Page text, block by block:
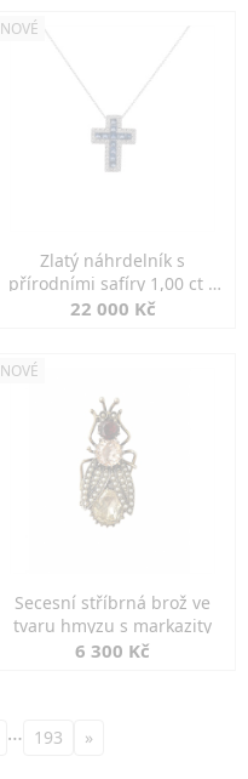
NOVÉ
Zlatý náhrdelník s
přírodními safíry 1,00 ct a
diamanty
22 000 Kč
NOVÉ
Secesní stříbrná brož ve
tvaru hmyzu s markazity
6 300 Kč
… 193 »